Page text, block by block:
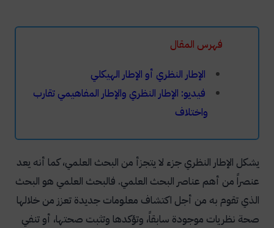
فهرس المقال
الإطار النظري أو الإطار الهيكلي
فيديو: الإطار النظري والإطار المفاهيمي تقارب
واختلاف
يشكل الإطار النظري جزء لا يتجزأ من البحث العلمي، كما أنه يعد
عنصراً من أهم عناصر البحث العلمي. فالبحث العلمي هو البحث
الذي تقوم به من أجل اكتشاف معلومات جديدة تعزز من خلالها
صحة نظريات موجودة سابقاً، وتؤكدها وتثبت صحتها، أو تنفي